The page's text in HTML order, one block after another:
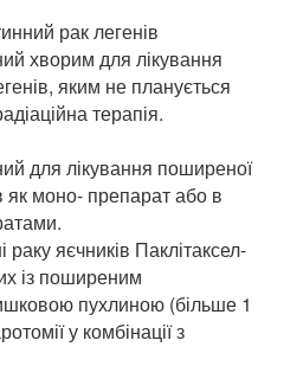
рак легенів
хворим для лікування
яким не планується
терапія.
для лікування поширеної
моно- препарат або в
яєчників Паклітаксел-
із поширеним
пухлиною (більше 1
у комбінації з